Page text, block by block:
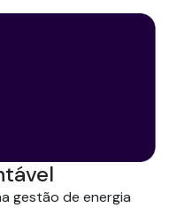
gestão de energia